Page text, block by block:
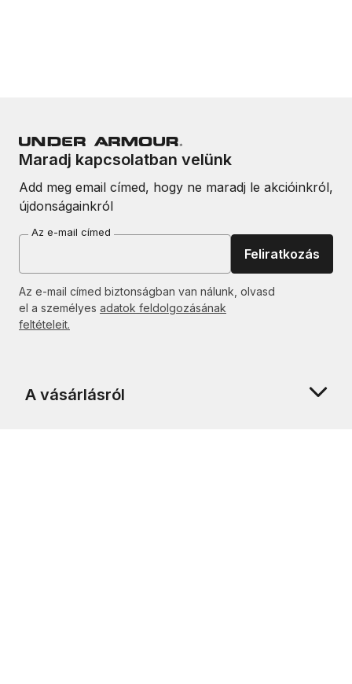
Maradj kapcsolatban velünk
Add meg email címed, hogy ne maradj le akcióinkról,
újdonságainkról
Az e-mail címed
Feliratkozás
Az e-mail címed biztonságban van nálunk, olvasd
el a személyes adatok feldolgozásának
feltételeit.
A vásárlásról